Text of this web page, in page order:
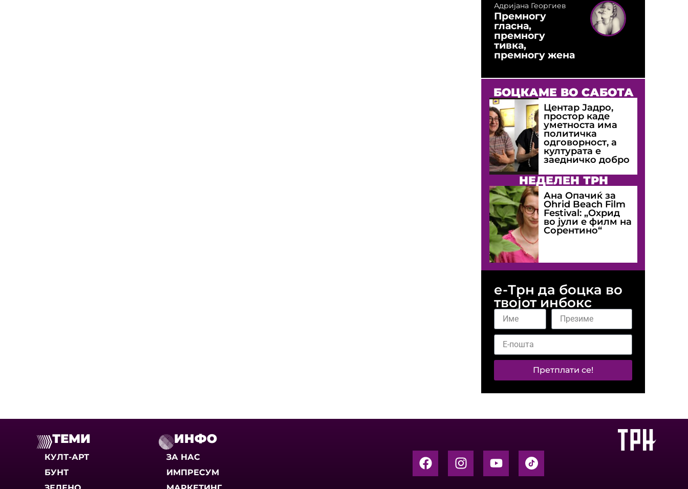
Адријана Георгиев
Премногу
гласна,
премногу
тивка,
премногу жена
БОЦКАМЕ ВО САБОТА
Центар Јадро,
простор каде
уметноста има
политичка
одговорност, а
културата е
заедничко добро
НЕДЕЛЕН ТРН
Ана Опачиќ за
Оhrid Beach Film
Festival: „Охрид
во јули е филм на
Сорентино“
е-Трн да боцка во
твојот инбокс
Претплати се!
ТЕМИ
КУЛТ-АРТ
БУНТ
ИНФО
ЗА НАС
ИМПРЕСУМ